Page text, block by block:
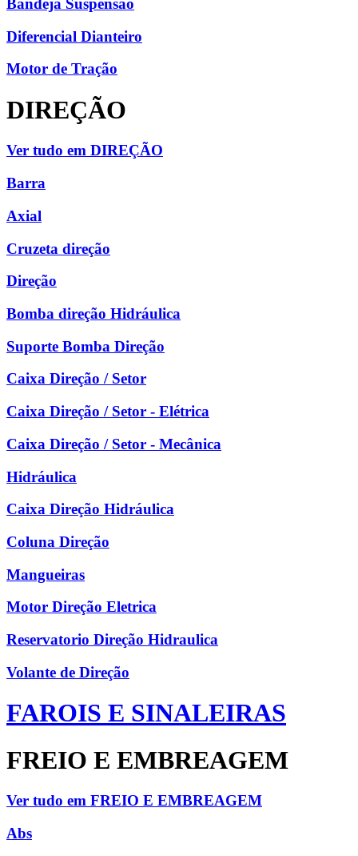
Bandeja Suspensão
Diferencial Dianteiro
Motor de Tração
DIREÇÃO
Ver tudo em DIREÇÃO
Barra
Axial
Cruzeta direção
Direção
Bomba direção Hidráulica
Suporte Bomba Direção
Caixa Direção / Setor
Caixa Direção / Setor - Elétrica
Caixa Direção / Setor - Mecânica
Hidráulica
Caixa Direção Hidráulica
Coluna Direção
Mangueiras
Motor Direção Eletrica
Reservatorio Direção Hidraulica
Volante de Direção
FAROIS E SINALEIRAS
FREIO E EMBREAGEM
Ver tudo em FREIO E EMBREAGEM
Abs